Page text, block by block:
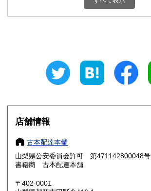
800円 三重県
大阪府
奈良県
鳥取県 800円 島根県
岡山県
店舗情報
古本配達本舗
山梨県公安委員会許可 第471142800048号
書籍商 古本配達本舗
〒402-0001